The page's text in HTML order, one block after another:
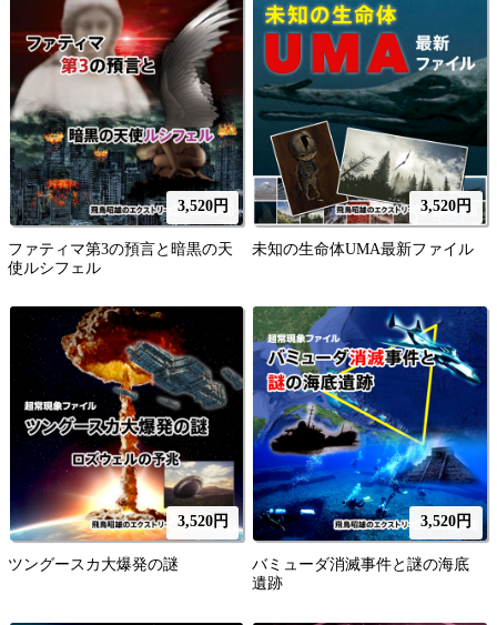
ファティマ第3の預言と暗黒の天
使ルシフェル
3,520円
未知の生命体UMA最新ファイル
3,520円
ツングースカ大爆発の謎
3,520円
バミューダ消滅事件と謎の海底
遺跡
3,520円